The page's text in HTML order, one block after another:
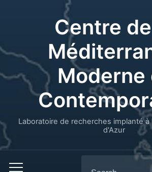
Centre
Moderne
Laboratoire de recherches implanté à
d'Azur